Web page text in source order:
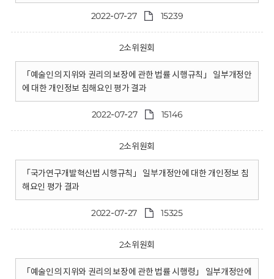
2022-07-27 15239
2소위원회
「예술인의 지위와 권리의 보장에 관한 법률 시행규칙」 일부개정안
에 대한 개인정보 침해요인 평가 결과
2022-07-27 15146
2소위원회
「국가연구개발혁신법 시행규칙」 일부개정안에 대한 개인정보 침
해요인 평가 결과
2022-07-27 15325
2소위원회
「예술인의 지위와 권리의 보장에 관한 법률 시행령」 일부개정안에